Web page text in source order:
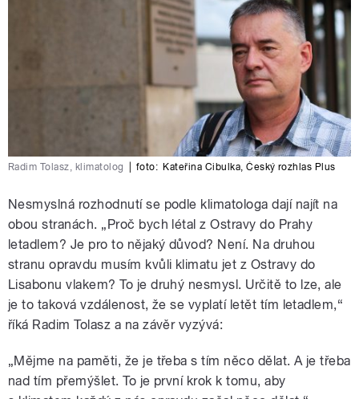
Radim Tolasz, klimatolog foto: Kateřina Cibulka,Český rozhlas Plus
Nesmyslná rozhodnutí se podle klimatologa dají najít na
obou stranách. „Proč bych létal z Ostravy do Prahy
letadlem? Je pro to nějaký důvod? Není. Na druhou
stranu opravdu musím kvůli klimatu jet z Ostravy do
Lisabonu vlakem? To je druhý nesmysl. Určitě to lze, ale
je to taková vzdálenost, že se vyplatí letět tím letadlem,“
říká Radim Tolasz a na závěr vyzývá:
„Mějme na paměti, že je třeba s tím něco dělat. A je třeba
nad tím přemýšlet. To je první krok k tomu, aby